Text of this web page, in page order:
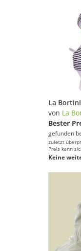
von La
Bester
gefunden
zuletzt
Preis kann
Keine